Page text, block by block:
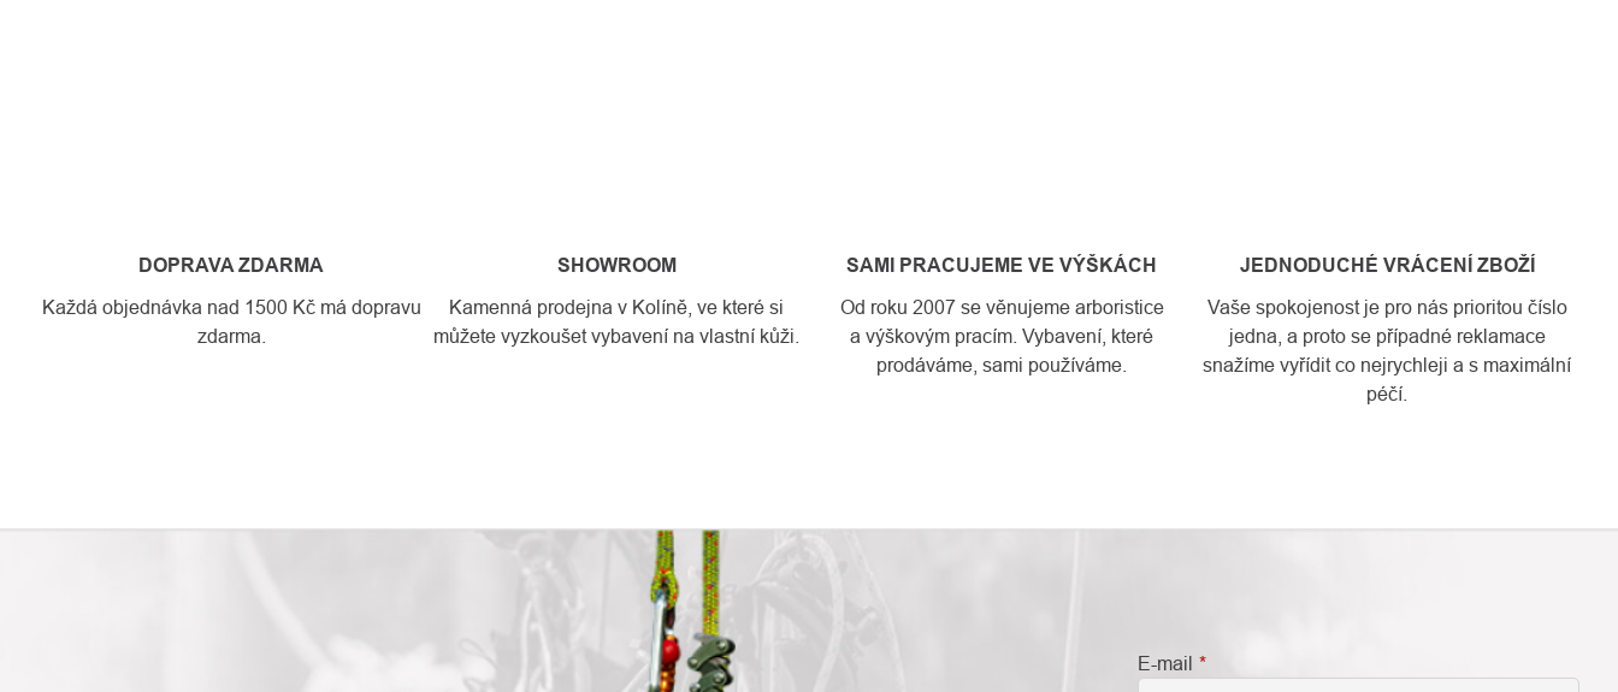
DOPRAVA ZDARMA
Každá objednávka nad 1500 Kč má dopravu
zdarma.
SHOWROOM
Kamenná prodejna v Kolíně, ve které si
můžete vyzkoušet vybavení na vlastní kůži.
SAMI PRACUJEME VE VÝŠKÁCH
Od roku 2007 se věnujeme arboristice
a výškovým pracím. Vybavení, které
prodáváme, sami používáme.
JEDNODUCHÉ VRÁCENÍ ZBOŽÍ
Vaše spokojenost je pro nás prioritou číslo
jedna, a proto se případné reklamace
snažíme vyřídit co nejrychleji a s maximální
péčí.
E-mail